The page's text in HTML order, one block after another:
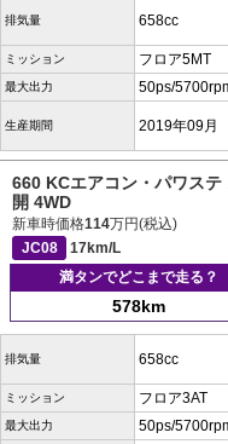
排気量 658cc
ミッション フロア5MT
最大出力 50ps/
生産期間 2019年09月
660 KCエアコン・パワス
開 4WD
新車時価格114万円(税込)
JC08
17km/L
満タンでどこまで走る？
578km
排気量 658cc
ミッション フロア3AT
最大出力 50ps/